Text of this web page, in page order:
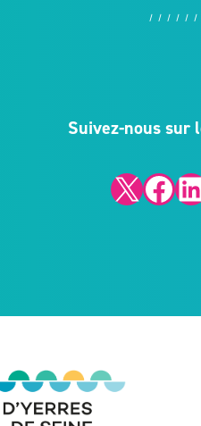
Suivez-nous sur
X Facebook LinkedIn